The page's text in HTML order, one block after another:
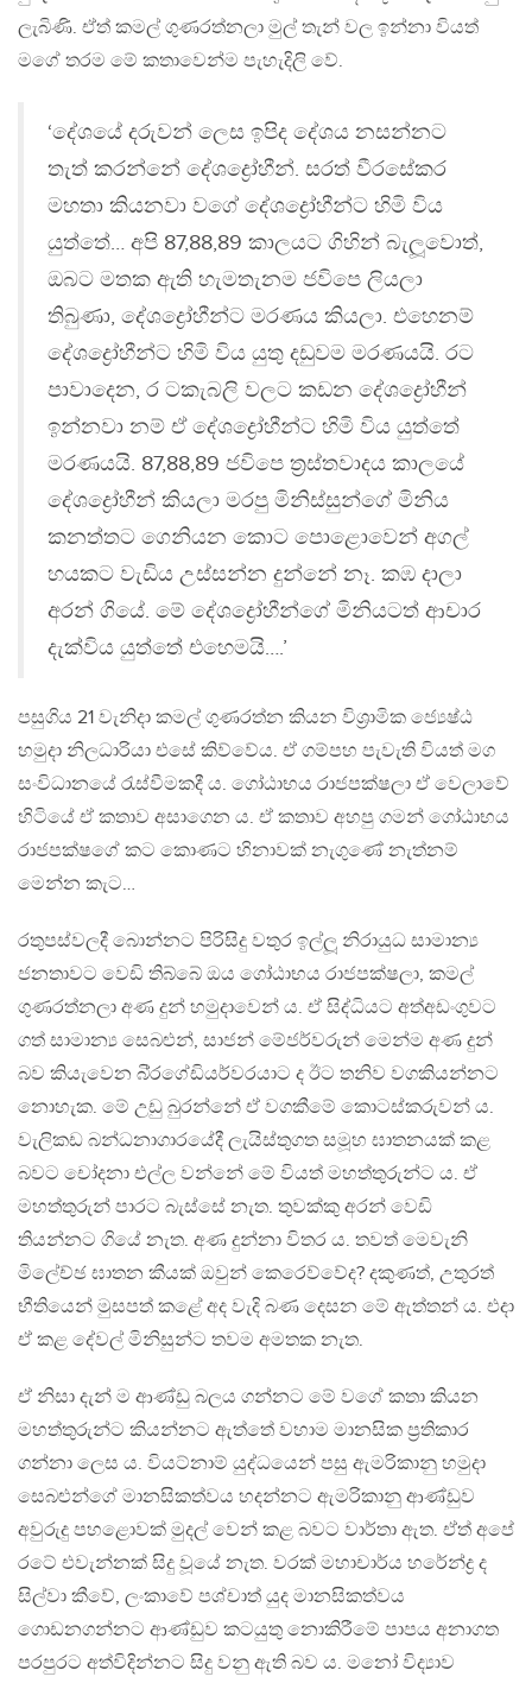
ලැබිණි. ඒත් කමල් ගුණරත්නලා මුල් තැන් වල ඉන්නා වියත්
මගේ තරම මේ කතාවෙන්ම පැහැදිලි වේ.
‘දේශයේ දරුවන් ලෙස ඉපිද දේශය නසන්නට
තැත් කරන්නේ දේශද්‍රෝහීන්. සරත් වීරසේකර
මහතා කියනවා වගේ දේශද්‍රෝහීන්ට හිමි විය
යුත්තේ… අපි 87,88,89 කාලයට ගිහින් බැලූවොත්,
ඔබට මතක ඇති හැමතැනම ජවිපෙ ලියලා
තිබුණා, දේශද්‍රෝහීන්ට මරණය කියලා. එහෙනම්
දේශද්‍රෝහීන්ට හිමි විය යුතු දඩුවම මරණයයි. රට
පාවාදෙන, ර ටකැබලි වලට කඩන දේශද්‍රෝහීන්
ඉන්නවා නම් ඒ දේශද්‍රෝහීන්ට හිමි විය යුත්තේ
මරණයයි. 87,88,89 ජවිපෙ ත‍්‍රස්තවාදය කාලයේ
දේශද්‍රෝහීන් කියලා මරපු මිනිස්සුන්ගේ මිනිය
කනත්තට ගෙනියන කොට පොළොවෙන් අගල්
හයකට වැඩිය උස්සන්න දුන්නේ නෑ. කඹ දාලා
අරන් ගියේ. මේ දේශද්‍රෝහීන්ගේ මිනියටත් ආචාර
දැක්විය යුත්තේ එහෙමයි….’
පසුගිය 21 වැනිදා කමල් ගුණරත්න කියන විශ‍්‍රාමික ජ්‍යෙෂ්ඨ
හමුදා නිලධාරියා එසේ කිව්වේය. ඒ ගම්පහ පැවැති වියත් මග
සංවිධානයේ රැස්වීමකදී ය. ගෝඨාභය රාජපක්ෂලා ඒ වෙලාවේ
හිටියේ ඒ කතාව අසාගෙන ය. ඒ කතාව අහපු ගමන් ගෝඨාභය
රාජපක්ෂගේ කට කොණට හිනාවක් නැගුණේ නැත්නම්
මෙන්න කැට…
රතුපස්වලදී බොන්නට පිරිසිදු වතුර ඉල්ලූ නිරායුධ සාමාන්‍ය
ජනතාවට වෙඩි තිබ්බේ ඔය ගෝඨාභය රාජපක්ෂලා, කමල්
ගුණරත්නලා අණ දුන් හමුදාවෙන් ය. ඒ සිද්ධියට අත්අඩංගුවට
ගත් සාමාන්‍ය සෙබළුන්, සාජන් මේජර්වරුන් මෙන්ම අණ දුන්
බව කියැවෙන බි‍්‍රගේඩියර්වරයාට ද ඊට තනිව වගකියන්නට
නොහැක. මේ උඩු බුරන්නේ ඒ වගකීමේ කොටස්කරුවන් ය.
වැලිකඩ බන්ධනාගාරයේදී ලැයිස්තුගත සමූහ ඝාතනයක් කළ
බවට චෝදනා එල්ල වන්නේ මේ වියත් මහත්තුරුන්ට ය. ඒ
මහත්තුරුන් පාරට බැස්සේ නැත. තුවක්කු අරන් වෙඩි
තියන්නට ගියේ නැත. අණ දුන්නා විතර ය. තවත් මෙවැනි
මිලේච්ඡ ඝාතන කීයක් ඔවුන් කෙරෙව්වේද? දකුණත්, උතුරත්
භීතියෙන් මුසපත් කළේ අද වැදි බණ දෙසන මේ ඇත්තන් ය. එදා
ඒ කළ දේවල් මිනිසුන්ට තවම අමතක නැත.
ඒ නිසා දැන් ම ආණ්ඩු බලය ගන්නට මේ වගේ කතා කියන
මහත්තුරුන්ට කියන්නට ඇත්තේ වහාම මානසික ප‍්‍රතිකාර
ගන්නා ලෙස ය. වියට්නාම් යුද්ධයෙන් පසු ඇමරිකානු හමුදා
සෙබළුන්ගේ මානසිකත්වය හදන්නට ඇමරිකානු ආණ්ඩුව
අවුරුදු පහළොවක් මුදල් වෙන් කළ බවට වාර්තා ඇත. ඒත් අපේ
රටේ එවැන්නක් සිදු වූයේ නැත. වරක් මහාචාර්ය හරේන්ද්‍ර ද
සිල්වා කීවේ, ලංකාවේ පශ්චාත් යුද මානසිකත්වය
ගොඩනගන්නට ආණ්ඩුව කටයුතු නොකිරීමේ පාපය අනාගත
පරපුරට අත්විදින්නට සිදු වනු ඇති බව ය. මනෝ විද්‍යාව